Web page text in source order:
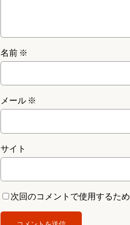
名前 ※
メール ※
サイト
次回のコメントで使用するた